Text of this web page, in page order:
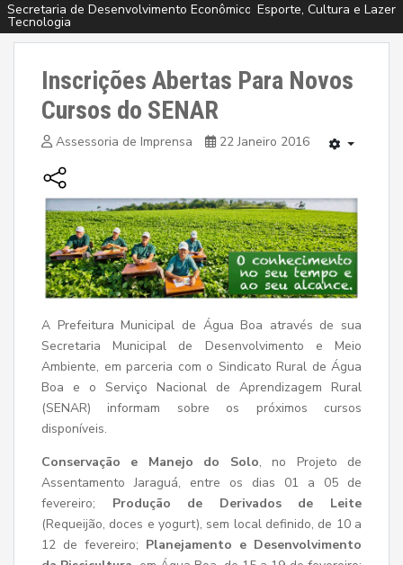
Inscrições Abertas Para Novos
Cursos do SENAR
Assessoria de Imprensa 22 Janeiro 2016
A Prefeitura Municipal de Água Boa através de sua
Secretaria Municipal de Desenvolvimento e Meio
Ambiente, em parceria com o Sindicato Rural de Água
Boa e o Serviço Nacional de Aprendizagem Rural
(SENAR) informam sobre os próximos cursos
disponíveis.
Conservação e Manejo do Solo, no Projeto de
Assentamento Jaraguá, entre os dias 01 a 05 de
fevereiro; Produção de Derivados de Leite
(Requeijão, doces e yogurt), sem local definido, de 10 a
12 de fevereiro; Planejamento e Desenvolvimento
Saúde
Saúde
Infraestrutura e Meio Ambiente
Infraestrutura e Meio Ambiente
Secretaria de Desenvolvimento Econômico, Agricultura, Turismo e
Tecnologia
Esporte, Cultura e Lazer
Esporte, Cultura e Lazer
Esporte, Cultura e Lazer
Esporte, Cultura e Lazer